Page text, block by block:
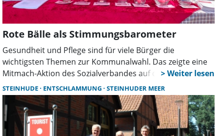
Rote Bälle als Stimmungsbarometer
Gesundheit und Pflege sind für viele Bürger die
wichtigsten Themen zur Kommunalwahl. Das zeigte eine
Mitmach-Aktion des Sozialverbandes auf dem Wunstorfer
Marktplatz. Mit roten Bällen stimmten Besucher über ihre
politischen Prioritäten ab und suchten das Gespräch mit
den Ehrenamtlichen.
STEINHUDE ENTSCHLAMMUNG STEINHUDER MEER